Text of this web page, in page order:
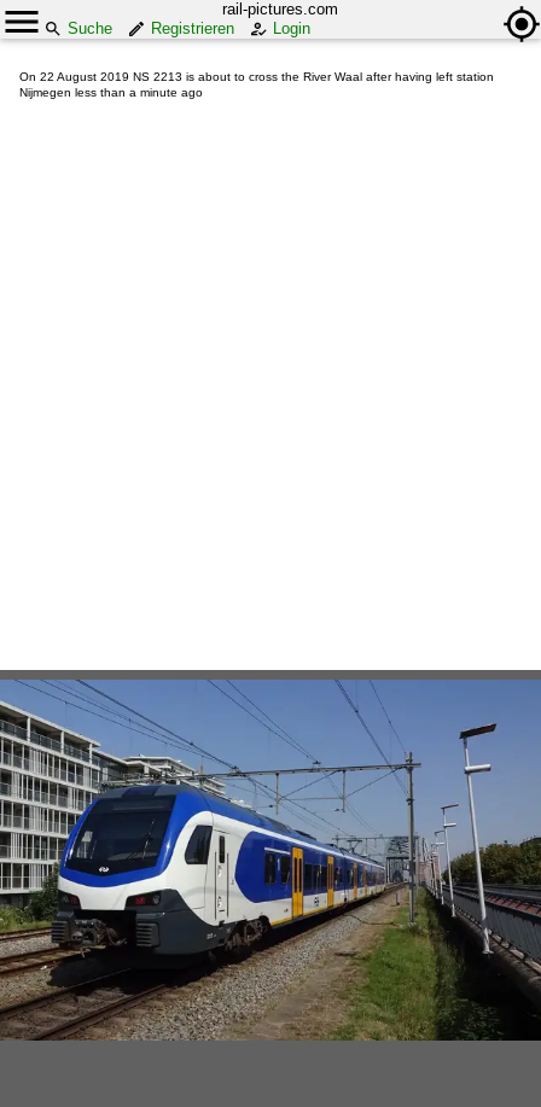
rail-pictures.com
Suche
Registrieren Login
On 22 August 2019 NS 2213 is about to cross the River Waal after having left station
Nijmegen less than a minute ago